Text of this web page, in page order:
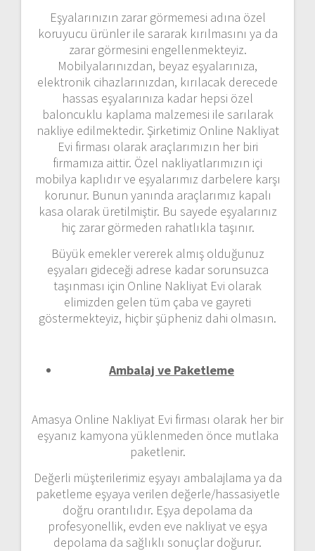
Eşyalarınızın zarar görmemesi adına özel
koruyucu ürünler ile sararak kırılmasını ya da
zarar görmesini engellenmekteyiz.
Mobilyalarınızdan, beyaz eşyalarınıza,
elektronik cihazlarınızdan, kırılacak derecede
hassas eşyalarınıza kadar hepsi özel
baloncuklu kaplama malzemesi ile sarılarak
nakliye edilmektedir. Şirketimiz Online Nakliyat
Evi firması olarak araçlarımızın her biri
firmamıza aittir. Özel nakliyatlarımızın içi
mobilya kaplıdır ve eşyalarımız darbelere karşı
korunur. Bunun yanında araçlarımız kapalı
kasa olarak üretilmiştir. Bu sayede eşyalarınız
hiç zarar görmeden rahatlıkla taşınır.
Büyük emekler vererek almış olduğunuz
eşyaları gideceği adrese kadar sorunsuzca
taşınması için Online Nakliyat Evi olarak
elimizden gelen tüm çaba ve gayreti
göstermekteyiz, hiçbir şüpheniz dahi olmasın.
Ambalaj ve Paketleme
Amasya Online Nakliyat Evi firması olarak her bir
eşyanız kamyona yüklenmeden önce mutlaka
paketlenir.
Değerli müşterilerimiz eşyayı ambalajlama ya da
paketleme eşyaya verilen değerle/hassasiyetle
doğru orantılıdır. Eşya depolama da
profesyonellik, evden eve nakliyat ve eşya
depolama da sağlıklı sonuçlar doğurur.